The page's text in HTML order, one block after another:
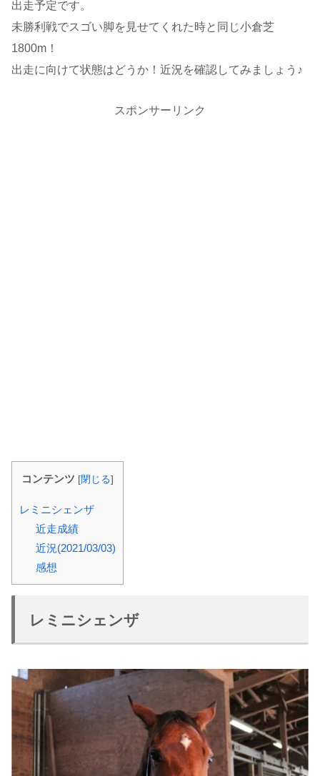
出走予定です。
未勝利戦でスゴい脚を見せてくれた時と同じ小倉芝
1800m！
出走に向けて状態はどうか！近況を確認してみましょう♪
スポンサーリンク
コンテンツ [閉じる]
レミニシェンザ
近走成績
近況(2021/03/03)
感想
レミニシェンザ